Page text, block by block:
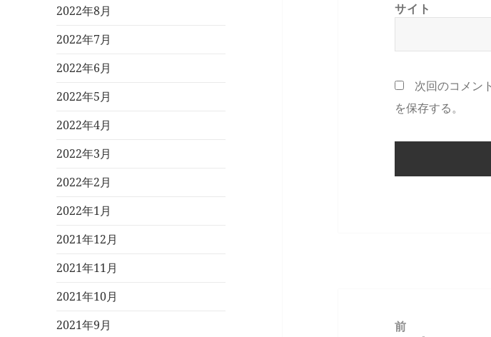
2022年8月
2022年7月
2022年6月
2022年5月
2022年4月
2022年3月
2022年2月
2022年1月
2021年12月
2021年11月
2021年10月
2021年9月
サイト
次回のコメン
を保存する。
前